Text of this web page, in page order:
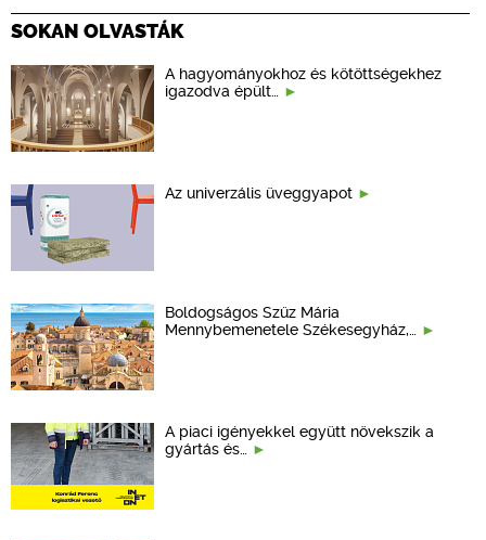
SOKAN OLVASTÁK
A hagyományokhoz és kötöttségekhez
igazodva épült…
Az univerzális üveggyapot
Boldogságos Szűz Mária
Mennybemenetele Székesegyház,…
A piaci igényekkel együtt növekszik a
gyártás és…